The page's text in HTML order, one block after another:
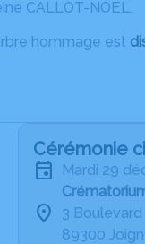
CALLOT-NOËL.
hommage est
Cérémonie
mardi 29
3
89300